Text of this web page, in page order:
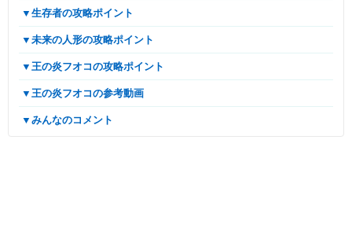
▼生存者の攻略ポイント
▼未来の人形の攻略ポイント
▼王の炎フオコの攻略ポイント
▼王の炎フオコの参考動画
▼みんなのコメント